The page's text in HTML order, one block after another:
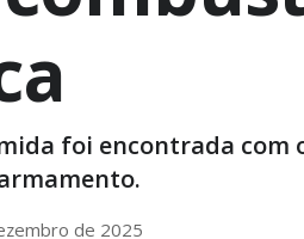
foi encontrada
de 2025